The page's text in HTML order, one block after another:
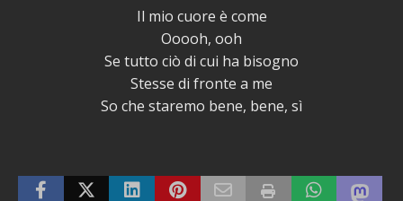
Il mio cuore è come
Ooooh, ooh
Se tutto ciò di cui ha bisogno
Stesse di fronte a me
So che staremo bene, bene, sì